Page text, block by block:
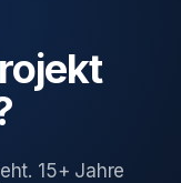
15+ Jahre